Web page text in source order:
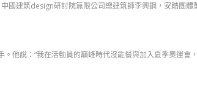
建筑design研討院無限公司總建筑師李興鋼，安踏團
他說：“我在活動員的巔峰時代沒能餐與加入夏季奧運會